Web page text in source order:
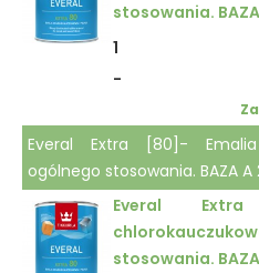
stosowania.
1
-
Everal Extra [80]- Emalia
ogólnego stosowania. BAZA A
Everal
stosowania.